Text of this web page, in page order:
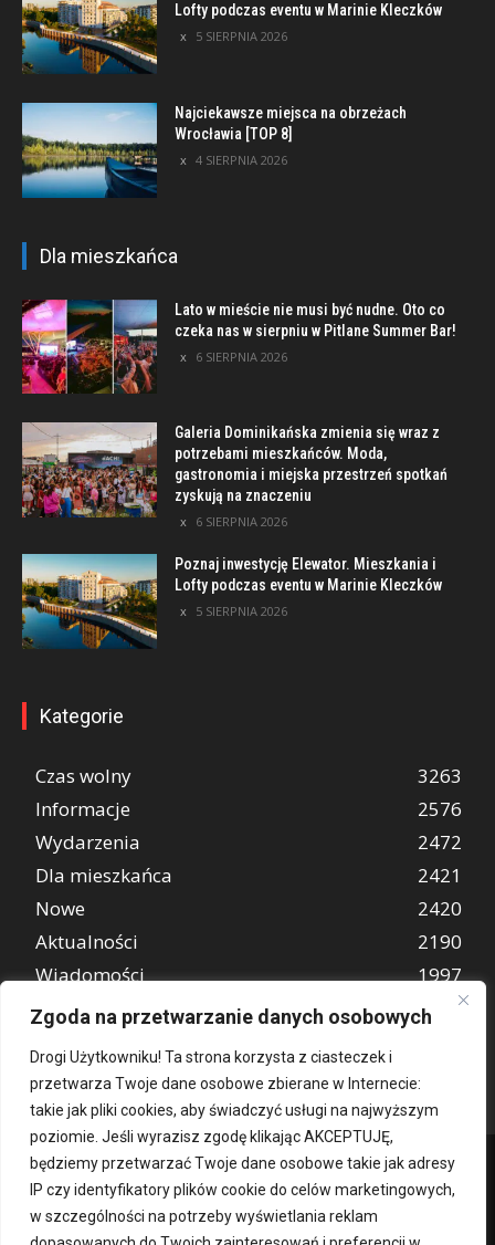
Zgoda na przetwarzanie danych osobowych
Drogi Użytkowniku! Ta strona korzysta z ciasteczek i
przetwarza Twoje dane osobowe zbierane w Internecie:
takie jak pliki cookies, aby świadczyć usługi na najwyższym
poziomie. Jeśli wyrazisz zgodę klikając AKCEPTUJĘ,
będziemy przetwarzać Twoje dane osobowe takie jak adresy
IP czy identyfikatory plików cookie do celów marketingowych,
w szczególności na potrzeby wyświetlania reklam
Lofty podczas eventu w Marinie Kleczków
5 SIERPNIA 2026
Najciekawsze miejsca na obrzeżach
Wrocławia [TOP 8]
4 SIERPNIA 2026
Dla mieszkańca
Lato w mieście nie musi być nudne. Oto co
czeka nas w sierpniu w Pitlane Summer Bar!
6 SIERPNIA 2026
Galeria Dominikańska zmienia się wraz z
potrzebami mieszkańców. Moda,
gastronomia i miejska przestrzeń spotkań
zyskują na znaczeniu
6 SIERPNIA 2026
Poznaj inwestycję Elewator. Mieszkania i
Lofty podczas eventu w Marinie Kleczków
5 SIERPNIA 2026
Kategorie
Czas wolny
3263
Informacje
2576
Wydarzenia
2472
Dla mieszkańca
2421
Nowe
2420
Aktualności
2190
Wiadomości
1997
REKLAMA
849